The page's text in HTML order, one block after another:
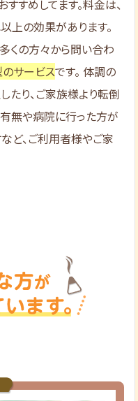
すめしてます。料金は、
上の効果があります。
くの方々から問い合わ
のサービスです。 体調の
り、ご家族様より転倒
無や病院に行った方が
ど、ご利用者様やご家